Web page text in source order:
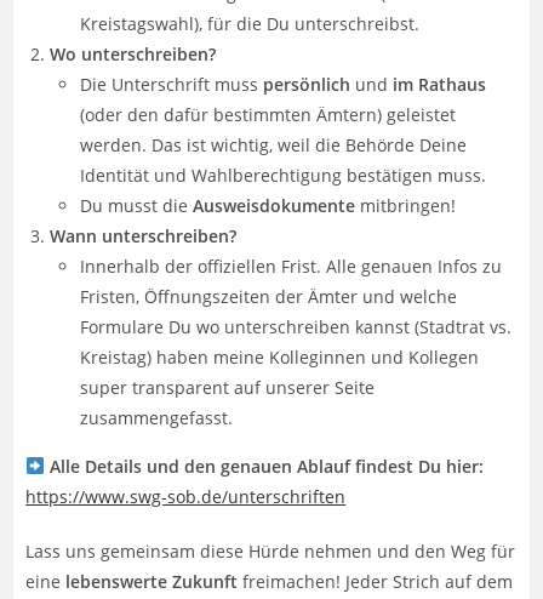
Kreistagswahl), für die Du unterschreibst.
Wo unterschreiben?
Die Unterschrift muss persönlich und im Rathaus
(oder den dafür bestimmten Ämtern) geleistet
werden. Das ist wichtig, weil die Behörde Deine
Identität und Wahlberechtigung bestätigen muss.
Du musst dieAusweisdokumente mitbringen!
Wann unterschreiben?
Innerhalb der offiziellen Frist. Alle genauen Infos zu
Fristen, Öffnungszeiten der Ämter und welche
Formulare Du wo unterschreiben kannst (Stadtrat vs.
Kreistag) haben meine Kolleginnen und Kollegen
super transparent auf unserer Seite
zusammengefasst.
Alle Details und den genauen Ablauf findest Du hier:
https://www.swg-sob.de/unterschriften
Lass uns gemeinsam diese Hürde nehmen und den Weg für
eine lebenswerte Zukunft freimachen! Jeder Strich auf dem